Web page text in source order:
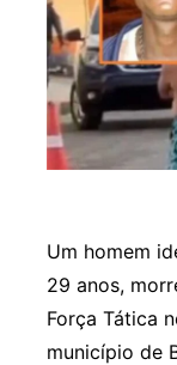
Um homem
29 anos,
Força Tática
município de